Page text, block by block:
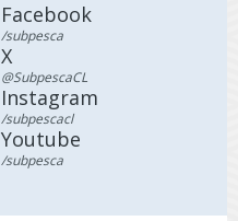
Facebook
/subpesca
X
@SubpescaCL
Instagram
/subpescacl
Youtube
/subpesca